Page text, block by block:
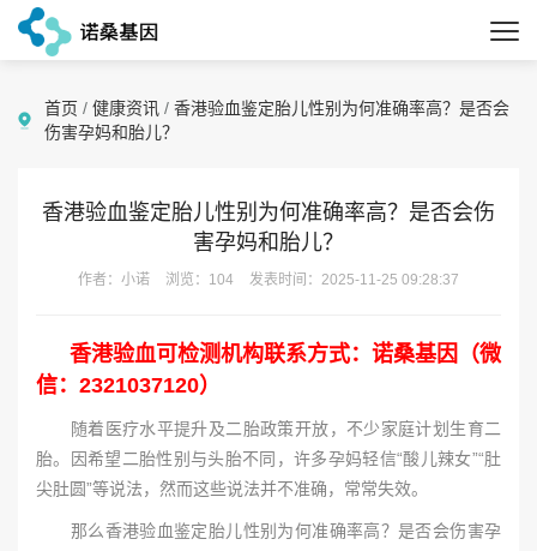
首页 / 健康资讯 / 香港验血鉴定胎儿性别为何准确率高？是否会
伤害孕妈和胎儿？
香港验血鉴定胎儿性别为何准确率高？是否会伤
害孕妈和胎儿？
作者：小诺 浏览：104 发表时间：2025-11-25 09:28:37
香港验血可检测机构联系方式：诺桑基因（微
信：2321037120）
随着医疗水平提升及二胎政策开放，不少家庭计划生育二
胎。因希望二胎性别与头胎不同，许多孕妈轻信“酸儿辣女”“肚
尖肚圆”等说法，然而这些说法并不准确，常常失效。
那么香港验血鉴定胎儿性别为何准确率高？是否会伤害孕